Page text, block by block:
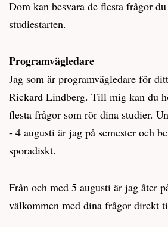
Dom kan besvara de flesta frågor
studiestarten.
Programvägledare
Jag som är programvägledare för
Rickard Lindberg. Till mig kan du
flesta frågor som rör dina studier.
- 4 augusti är jag på semester och
sporadiskt.
Från och med 5 augusti är jag åter
välkommen med dina frågor direkt